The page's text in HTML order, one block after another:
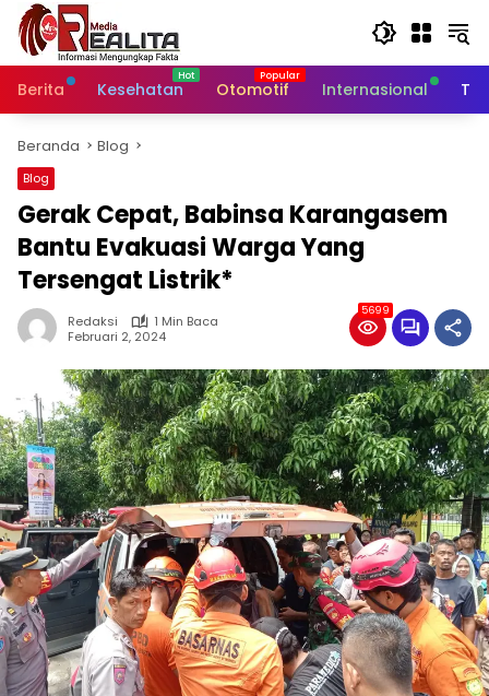
Langsung
konten
Berita
Kesehatan Otomotif Internasional
Beranda Blog
Blog
Gerak Cepat, Babinsa Karangasem
Bantu Evakuasi Warga Yang
Tersengat Listrik*
Redaksi
1 Min Baca
Februari 2, 2024
5699